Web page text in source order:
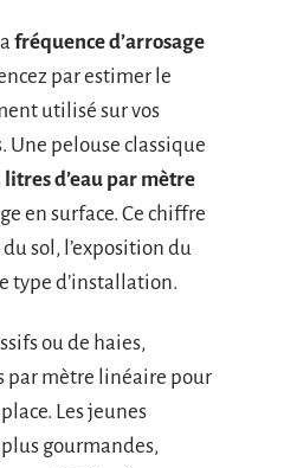
fréquence d’arrosage
par estimer le
utilisé sur vos
Une pelouse classique
litres d’eau par mètre
en surface. Ce chiffre
sol, l’exposition du
type d’installation.
ou de haies,
par mètre linéaire pour
Les jeunes
gourmandes,